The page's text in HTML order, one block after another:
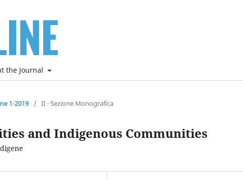
the Journal
1-2019 / II - Sezione Monografica
and Indigenous Communities